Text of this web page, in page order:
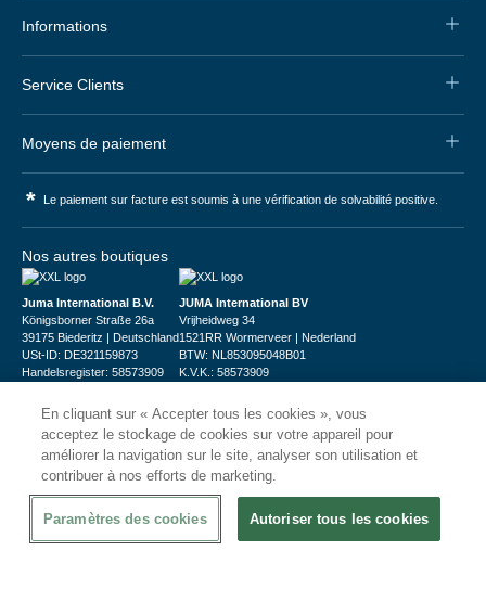
Informations
Service Clients
Moyens de paiement
* Le paiement sur facture est soumis à une vérification de solvabilité positive.
Nos autres boutiques
Juma International B.V.
Königsborner Straße 26a
39175 Biederitz | Deutschland
USt-ID: DE321159873
Handelsregister: 58573909
JUMA International BV
Vrijheidweg 34
1521RR Wormerveer | Nederland
BTW: NL853095048B01
K.V.K.: 58573909
© 2026CHRshop
En cliquant sur « Accepter tous les cookies », vous
acceptez le stockage de cookies sur votre appareil pour
améliorer la navigation sur le site, analyser son utilisation et
contribuer à nos efforts de marketing.
Paramètres des cookies Autoriser tous les cookies